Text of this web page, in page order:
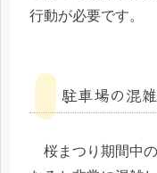
行動が必要です。
駐車場の混
桜まつり期間中